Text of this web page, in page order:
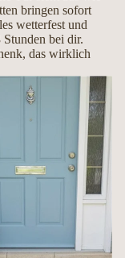
gefertigt. So entsteht
perfekt
bringen sofort
wetterfest und
bei dir.
das wirklich